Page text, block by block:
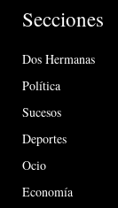
Secciones
Dos Hermanas
Política
Sucesos
Deportes
Ocio
Economía